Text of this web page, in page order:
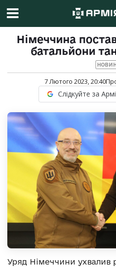
Німеччина
батальйони
7 Лютого 2023, 20:40
Слідкуйте за
Уряд Німеччини ухвалив